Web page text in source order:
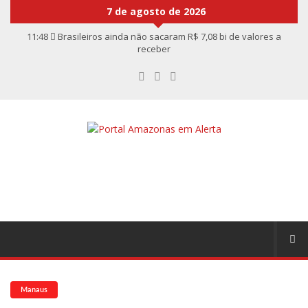
7 de agosto de 2026
11:48
Brasileiros ainda não sacaram R$ 7,08 bi de valores a
receber
Bolsa fecha no maior nível em sete meses após inflação
Linhas telefônicas do CCC seguem inoperantes em razão de
falha complexa na Oi
13:09 Ipem-AM flagra irregularidades na pesagem de produtos e
Mãe e padrasto são presos suspeitos de estupr4r criança de
cinco anos, em Parintins
12:56 Nasce primeiro bebê do mundo de útero transplantado por
Manaus